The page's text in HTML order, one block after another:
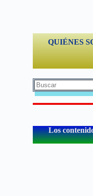
QUIÉNES
Los